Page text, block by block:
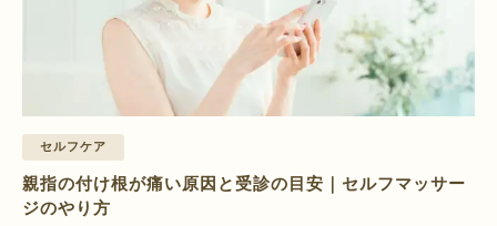
セルフケア
親指の付け根が痛い原因と受診の目安｜セルフマッサー
ジのやり方